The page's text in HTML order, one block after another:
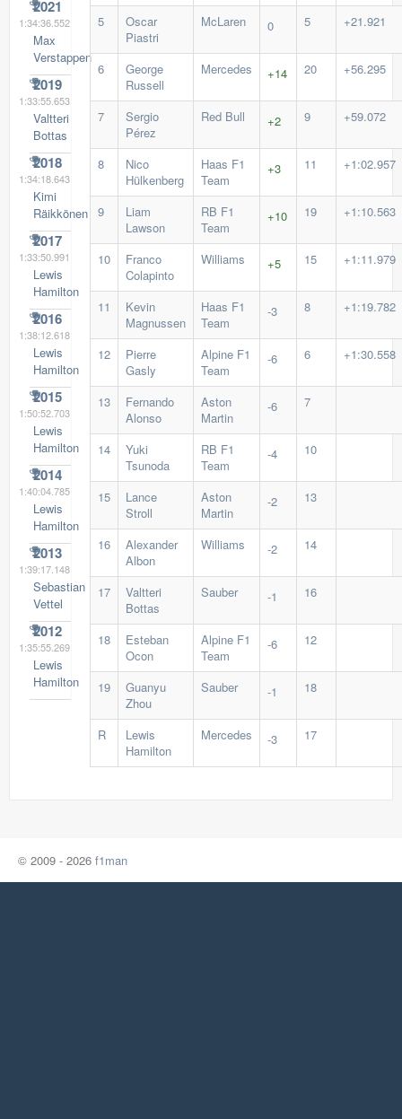
2021
1:34:36.552
Max
Verstappen
2019
1:33:55.653
Valtteri
Bottas
2018
1:34:18.643
Kimi
Räikkönen
2017
1:33:50.991
Lewis
Hamilton
2016
1:38:12.618
Lewis
Hamilton
2015
1:50:52.703
Lewis
Hamilton
2014
1:40:04.785
Lewis
Hamilton
2013
1:39:17.148
Sebastian
Vettel
2012
1:35:55.269
Lewis
Hamilton
5
Oscar
Piastri
McLaren 0 5 +21.921
6
George
Russell
Mercedes +14 20 +56.295
7
Sergio
Pérez
Red Bull +2 9 +59.072
8
Nico
Hülkenberg
Haas F1
Team
+3 11 +1:02.957
9
Liam
Lawson
RB F1
Team
+10 19 +1:10.563
10
Franco
Colapinto
Williams +5 15 +1:11.979
11
Kevin
Magnussen
Haas F1
Team
-3 8 +1:19.782
12
Pierre
Gasly
Alpine F1
Team
-6 6 +1:30.558
13
Fernando
Alonso
Aston
Martin
-6 7
14
Yuki
Tsunoda
RB F1
Team
-4 10
15
Lance
Stroll
Aston
Martin
-2 13
16
Alexander
Albon
Williams -2 14
17
Valtteri
Bottas
Sauber -1 16
18
Esteban
Ocon
Alpine F1
Team
-6 12
19
Guanyu
Zhou
Sauber -1 18
R
Lewis
Hamilton
Mercedes -3 17
© 2009 - 2026 f1man